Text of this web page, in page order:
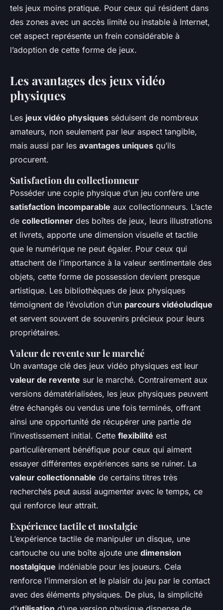
tels jeux moins pratique. Pour ceux qui résident dans
des zones avec un accès limité ou instable à Internet,
cet aspect représente un frein considérable à
l’adoption de cette forme de jeux.
Les avantages des jeux vidéo
physiques
Les jeux vidéo physiques séduisent de nombreux
amateurs, non seulement par leur aspect tangible,
mais aussi par les avantages uniques qu’ils
procurent.
Satisfaction du collectionneur
Posséder une copie physique d’un jeu confère une
satisfaction incomparable aux collectionneurs. L’acte
de collectionner des boîtes de jeux, leurs illustrations
et livrets, apporte une dimension visuelle et tactile
que le numérique ne peut égaler. Pour ceux qui
attachent de l’importance à la valeur sentimentale des
objets, cette forme de possession devient presque
artistique. Les bibliothèques de jeux physiques
témoignent de l’évolution d’un parcours vidéoludique
et servent souvent de souvenirs précieux pour leurs
propriétaires.
Valeur de revente sur le marché
Un avantage clé des jeux vidéo physiques est leur
valeur de revente sur le marché. Contrairement aux
versions dématérialisées, les jeux physiques peuvent
être échangés ou vendus une fois terminés, offrant
ainsi une opportunité de récupérer une partie de
l’investissement initial. Cette flexibilité est
particulièrement bénéfique pour ceux qui aiment
essayer différentes expériences sans se ruiner. La
valeur collectionnable de certains titres très
recherchés peut aussi augmenter avec le temps, ce
qui renforce leur attrait.
Expérience tactile et nostalgie
L’expérience tactile de manipuler un disque, une
cartouche ou une boîte ajoute une dimension
nostalgique indéniable pour les joueurs. Cela
renforce l’immersion et le plaisir du jeu par le contact
avec des éléments physiques. De plus, la simplicité